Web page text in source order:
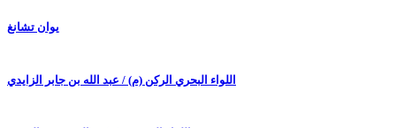
يوان تشانغ
اللواء البحري الركن (م) / عبد الله بن جابر الزايدي